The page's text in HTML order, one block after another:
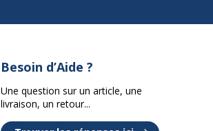
Besoin d’Aide ?
Une question sur un article, une
livraison, un retour...